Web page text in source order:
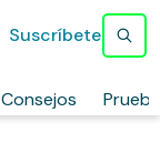
Consejos
Suscríbete